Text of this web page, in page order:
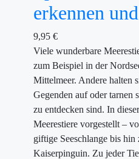
erkennen
9,95 €
Viele wunderbare
zum Beispiel in der
Mittelmeer. Andere halten
Gegenden auf oder tarnen
zu entdecken sind. In
Meerestiere vorgestellt –
giftige Seeschlange bis
Kaiserpinguin. Zu jeder